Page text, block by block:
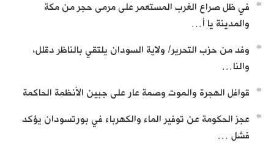
من كلمات وأجوبة العالم عطاء أبو الرشتة
في ظل صراع الغرب المستعمر على مرمى حجر من مكة
والمدينة يا أ…
وفد من حزب التحرير/ ولاية السودان يلتقي بالناظر دقلل،
والنا…
قوافل الهجرة والموت وصمة عار على جبين الأنظمة الحاكمة
عجز الحكومة عن توفير الماء والكهرباء في بورتسودان يؤكد
فشل …